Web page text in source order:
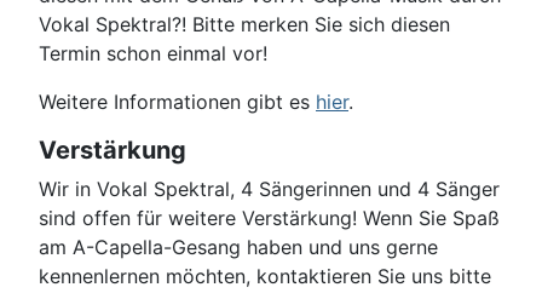
Vokal Spektral?! Bitte merken Sie sich diesen
Termin schon einmal vor!
Weitere Informationen gibt es hier.
Verstärkung
Wir in Vokal Spektral, 4 Sängerinnen und 4 Sänger
sind offen für weitere Verstärkung! Wenn Sie Spaß
am A-Capella-Gesang haben und uns gerne
kennenlernen möchten, kontaktieren Sie uns bitte